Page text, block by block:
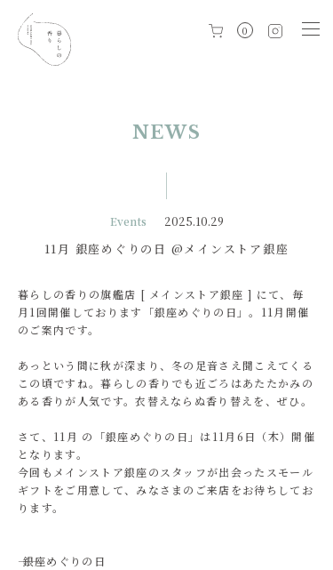
0
NEWS
Events 2025.10.29
11月 銀座めぐりの日 @メインストア銀座
暮らしの香りの旗艦店 [ メインストア銀座 ] にて、毎
月1回開催しております「銀座めぐりの日」。11月開催
のご案内です。
あっという間に秋が深まり、冬の足音さえ聞こえてくる
この頃ですね。暮らしの香りでも近ごろはあたたかみの
ある香りが人気です。衣替えならぬ香り替えを、ぜひ。
さて、11月 の「銀座めぐりの日」は11月6日（木）開催
となります。
今回もメインストア銀座のスタッフが出会ったスモール
ギフトをご用意して、みなさまのご来店をお待ちしてお
ります。
―― 銀座めぐりの日